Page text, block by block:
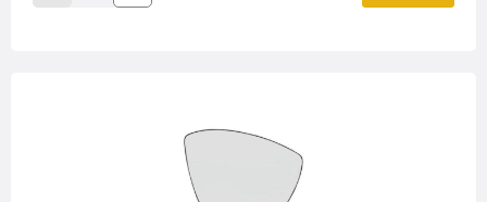
Decrease Quantity:
Increase Quantity: